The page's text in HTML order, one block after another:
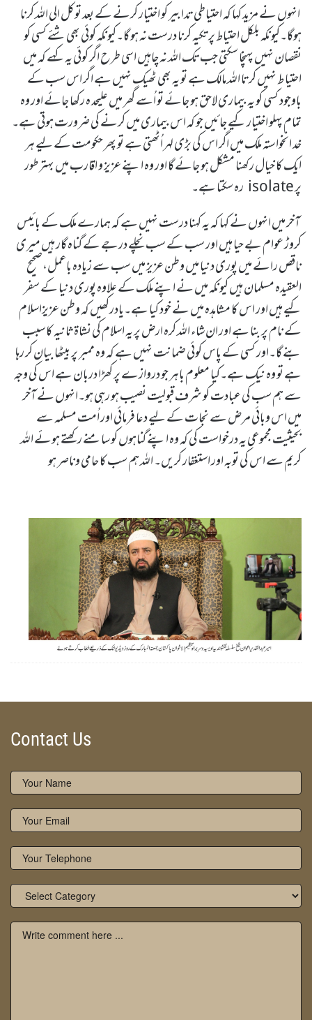
انہوں نے مزید کہا کہ احتیاطی تدابیر کو اختیار کرنے کے بعد توکل الی اللہ کرنا
ہوگا۔کیونکہ بلکل احتیاط پر تکیہ کرنا درست نہ ہو گا۔کیونکہ کوئی بھی شئے کسی کو
نقصان نہیں پہنچا سکتی جب تک اللہ نہ چاہیں اسی طرح اگر کوئی یہ کہے کہ میں
احتیا ط نہیں کرتا اللہ مالک ہے تو یہ بھی ٹھیک نہیں ہے اگر اس سب کے
باوجود کسی کو یہ بیماری لاحق ہو جائے تو اُسے گھر میں علیحد ہ رکھا جائے اور وہ
تمام پہلو اختیار کیے جائیں جو کہ اس بیماری میں کرنے کی ضرورت ہوتی ہے۔
خد انخواستہ ملک میں اگر اس کی بڑی لہر اُٹھتی ہے تو پھر حکومت کے لیے ہر
ایک کا خیال رکھنا مشکل ہو جائے گا اور وہ اپنے عزیز و اقارب میں بہتر طور
پر isolate رہ سکتا ہے۔
آخر میں انہوں نے کہا کہ یہ کہنا درست نہیں ہے کہ ہمارے ملک کے بائیس
کروڑ عوام بے حیا ہیں اور سب کے سب نچلے درجے کے گناہ گار ہیں میری
ناقص رائے میں پوری دنیا میں وطن عزیز میں سب سے زیادہ باعمل،صحیح
العقیدہ مسلمان ہیں کیونکہ میں نے اپنے ملک کے علاوہ پوری دنیا کے سفر
کیے ہیں اور اس کا مشاہدہ میں نے خود کیا ہے۔یادرکھیں کہ وطن عزیزاسلام
کے نام پر بنا ہے اور ان شاء اللہ کرہ ارض پر یہ اسلام کی نشاۃ ثانیہ کا سبب
بنے گا۔اور کسی کے پاس کوئی ضمانت نہیں ہے کہ وہ ممبر پر بیٹھا بیان کر رہا
ہے تو وہ نیک ہے۔کیا معلوم باہر جو دروازے پر کھڑا دربان ہے اس کی وجہ
سے ہم سب کی عبادت کو شرف قبولیت نصیب ہو رہی ہو۔انہوں نے آخر
میں اس وبائی مرض سے نجات کے لیے دعا فرمائی اور اُمت مسلمہ سے
بحیثیت مجموعی یہ درخواست کی کہ وہ اپنے گناہوں کو سامنے رکھتے ہوئے اللہ
کریم سے اس کی توبہ اور استغفار کریں۔ اللہ ہم سب کا حامی وناصر ہو
Contact Us